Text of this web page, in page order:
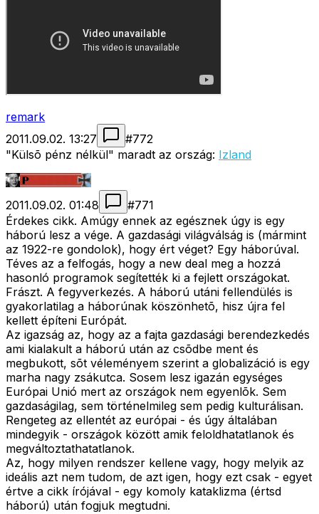
remark
2011.09.02. 13:27
#772
"Külsõ pénz nélkül" maradt az ország: Izland
2011.09.02. 01:48 #771
Érdekes cikk. Amúgy ennek az egésznek úgy is egy
háború lesz a vége. A gazdasági világválság is (mármint
az 1922-re gondolok), hogy ért véget? Egy háborúval.
Téves az a felfogás, hogy a new deal meg a hozzá
hasonló programok segítették ki a fejlett országokat.
Frászt. A fegyverkezés. A háború utáni fellendülés is
gyakorlatilag a háborúnak köszönhetõ, hisz újra fel
kellett építeni Európát.
Az igazság az, hogy az a fajta gazdasági berendezkedés
ami kialakult a háború után az csõdbe ment és
megbukott, sõt véleményem szerint a globalizáció is egy
marha nagy zsákutca. Sosem lesz igazán egységes
Európai Unió mert az országok nem egyenlõk. Sem
gazdaságilag, sem történelmileg sem pedig kulturálisan.
Rengeteg az ellentét az európai - és úgy általában
mindegyik - országok között amik feloldhatatlanok és
megváltoztathatatlanok.
Az, hogy milyen rendszer kellene vagy, hogy melyik az
ideális azt nem tudom, de azt igen, hogy ezt csak - egyet
értve a cikk írójával - egy komoly kataklizma (értsd
háború) után fogjuk megtudni.